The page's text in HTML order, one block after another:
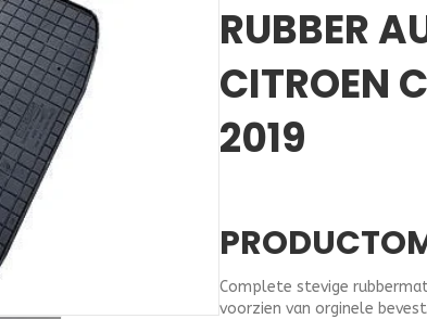
Aircross
2019
aantal
RUBBER
CITROEN
2019
Complete stevige
voorzien van orginele